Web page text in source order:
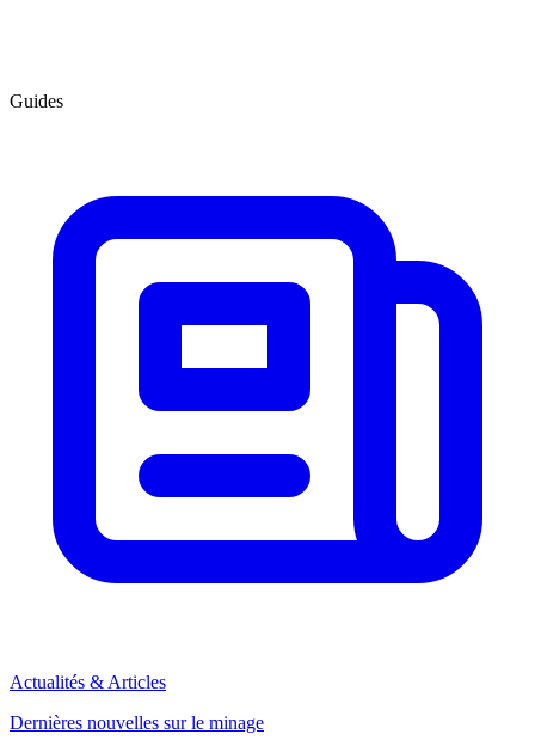
Guides
Actualités & Articles
Dernières nouvelles sur le minage